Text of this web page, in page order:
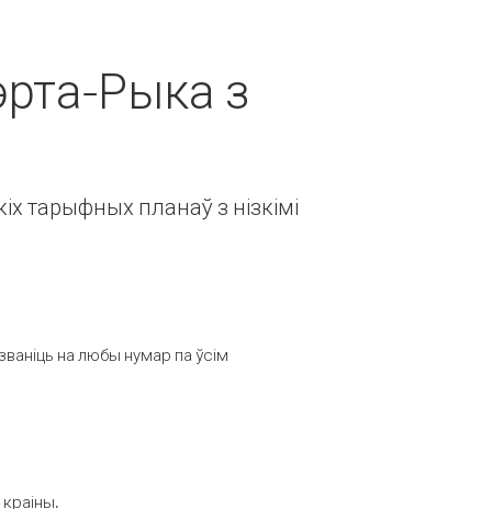
Рыка з
тарыфных планаў з нізкімі
на любы нумар па ўсім